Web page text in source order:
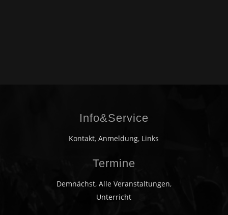
Info&Service
Kontakt,Anmeldung, Links
Termine
Demnächst, Alle Veranstaltungen,
Unterricht